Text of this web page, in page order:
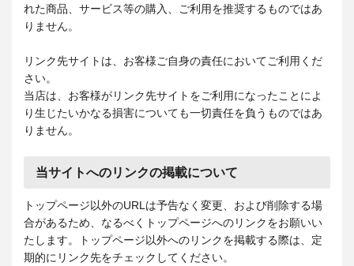
れた商品、サービス等の購入、ご利用を推奨するものではあ
りません。
リンク先サイトは、お客様ご自身の責任においてご利用くだ
さい。
当店は、お客様がリンク先サイトをご利用になったことによ
り生じたいかなる損害についても一切責任を負うものではあ
りません。
当サイトへのリンクの掲載について
トップページ以外のURLは予告なく変更、および削除する場
合があるため、なるべくトップページへのリンクをお願いい
たします。トップページ以外へのリンクを掲載する際は、定
期的にリンク先をチェックしてください。